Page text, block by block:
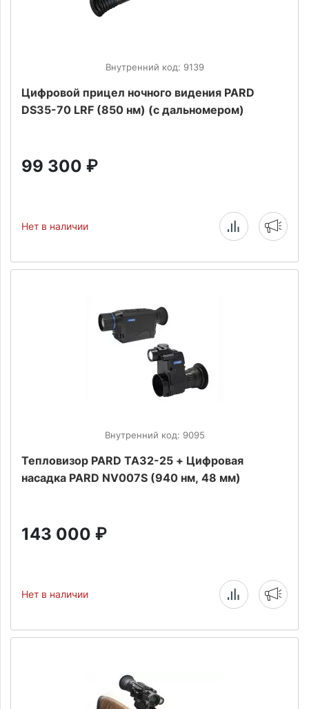
Внутренний код: 9139
Цифровой прицел ночного видения PARD
DS35-70 LRF (850 нм) (с дальномером)
99 300 ₽
Нет в наличии
Внутренний код: 9095
Тепловизор PARD TA32-25 + Цифровая
насадка PARD NV007S (940 нм, 48 мм)
143 000 ₽
Нет в наличии